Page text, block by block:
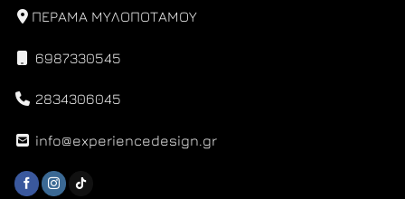
ΠΕΡΑΜΑ ΜΥΛΟΠΟΤΑΜΟΥ
6987330545
2834306045
info@experiencedesign.gr